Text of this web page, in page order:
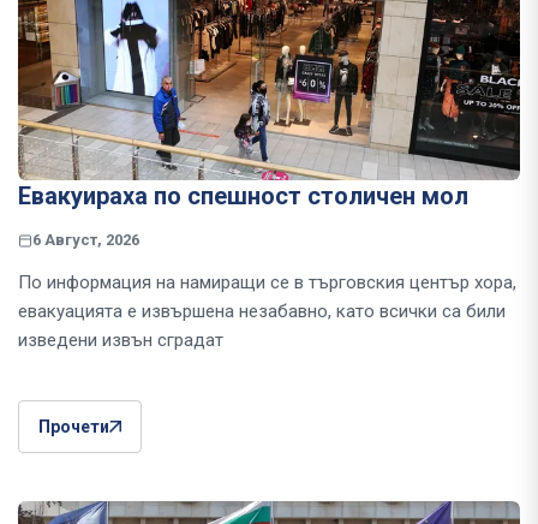
Евакуираха по спешност столичен мол
6 Август, 2026
По информация на намиращи се в търговския център хора,
евакуацията е извършена незабавно, като всички са били
изведени извън сградат
Прочети